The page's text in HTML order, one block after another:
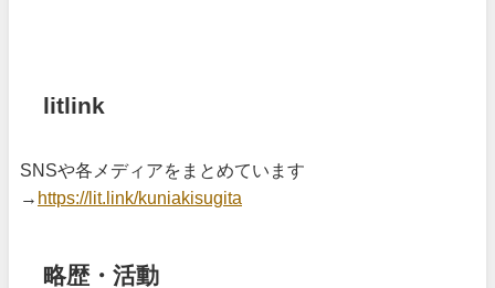
litlink
SNSや各メディアをまとめています
→ https://lit.link/kuniakisugita
略歴・活動